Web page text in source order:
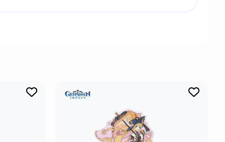
и актёрским мастерством. Для уничтожения